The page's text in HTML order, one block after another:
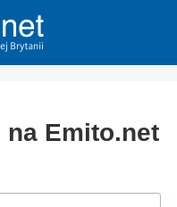
Emito.net